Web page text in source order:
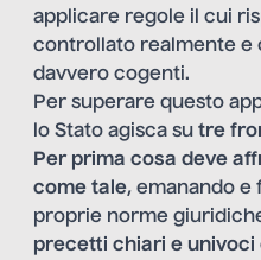
applicare regole il cui
controllato realmente e
davvero cogenti.
Per superare questo
lo Stato agisca su tre
Per prima cosa deve
come tale, emanando
proprie norme
precetti chiari e